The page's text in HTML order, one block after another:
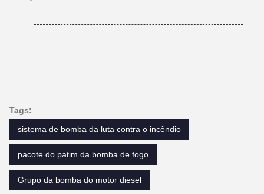
Tags:
sistema de bomba da luta contra o incêndio
pacote do patim da bomba de fogo
Grupo da bomba do motor diesel